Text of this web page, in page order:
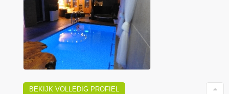
BEKIJK VOLLEDIG PROFIEL